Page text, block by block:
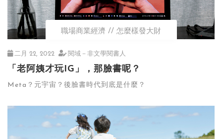
關於我們
職場商業經濟 怎麼樣發大財
二月 22, 2022 閱域－非文學閱書人
「老阿姨才玩IG」，那臉書呢？
Meta？元宇宙？後臉書時代到底是什麼？